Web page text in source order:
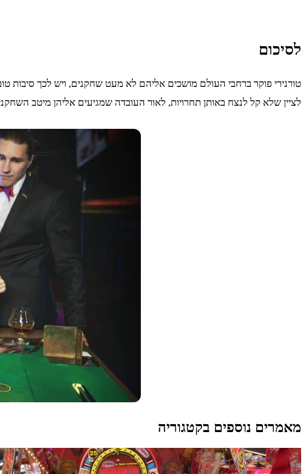
לסיכום
טורנירי פוקר ברחבי העולם מושכים אליהם לא מעט שחקנים, ויש לכך סיבות
לציין שלא קל לנצח באותן תחרויות, לאור העובדה שמגיעים אליהן מיטב
מאמרים נוספים בקטגוריה